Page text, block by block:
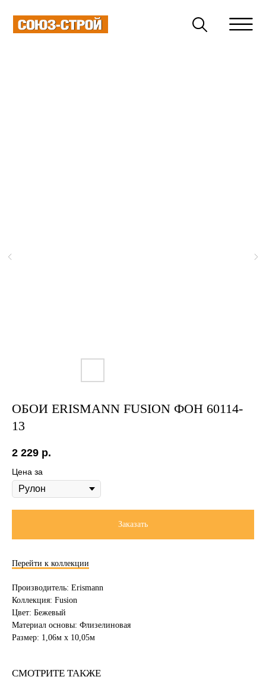
ОБОИ ERISMANN FUSION ФОН 60114-
13
2 229 р.
Цена за
Заказать
Перейти к коллекции
Производитель: Erismann
Коллекция: Fusion
Цвет: Бежевый
Материал основы: Флизелиновая
Размер: 1,06м х 10,05м
СМОТРИТЕ ТАКЖЕ